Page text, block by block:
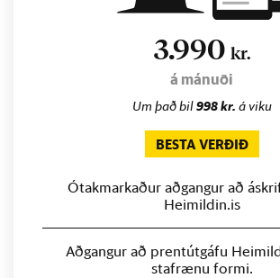
3.990 kr.
á mánuði
Um það bil998 kr. á viku
BESTA VERÐIÐ
Ótakmarkaður aðgangur að
Heimildin.is
Aðgangur að prentútgáfu
stafrænu formi.